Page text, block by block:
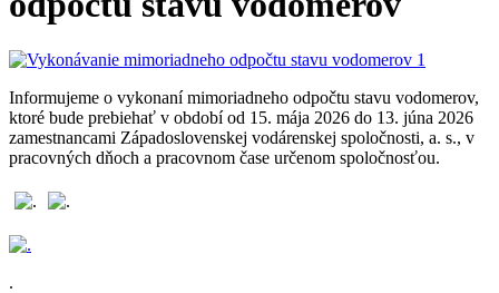
Informujeme o vykonaní mimoriadneho odpočtu stavu vodomerov,
ktoré bude prebiehať v období od 15. mája 2026 do 13. júna 2026
zamestnancami Západoslovenskej vodárenskej spoločnosti, a. s., v
pracovných dňoch a pracovnom čase určenom spoločnosťou.
.